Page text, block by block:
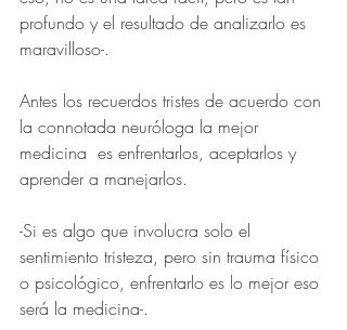
profundo y el resultado de analizarlo es
maravilloso-.
Antes los recuerdos tristes de acuerdo con
la connotada neuróloga la mejor
medicina  es enfrentarlos, aceptarlos y
aprender a manejarlos.
-Si es algo que involucra solo el
sentimiento tristeza, pero sin trauma físico
o psicológico, enfrentarlo es lo mejor eso
será la medicina-.